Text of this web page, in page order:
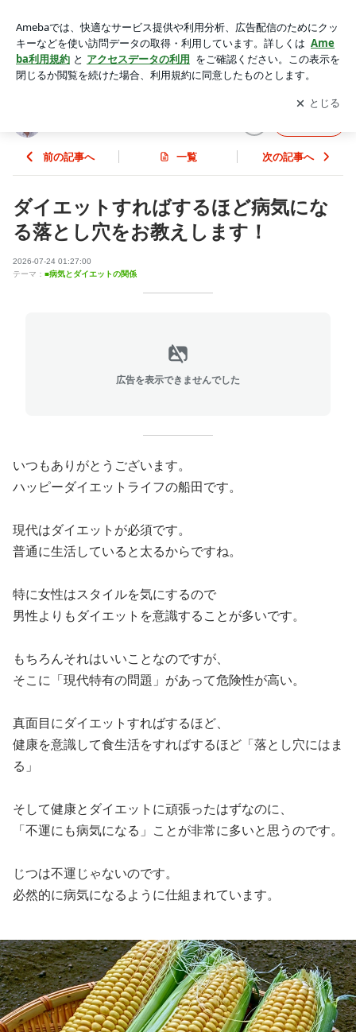
す！ | 心と体を健康にするダイエット法
アプリをダウンロードして ブログの更新通知
を受け取りまし
ょう。
開く
前の記事へ 一覧 次の記事へ
ダイエットすればするほど病気にな
る落とし穴をお教えします！
2026-07-24 01:27:00
テーマ： ■病気とダイエットの関係
広告を表示できませんでした
いつもありがとうございます。
ハッピーダイエットライフの船田です。
現代はダイエットが必須です。
普通に生活していると太るからですね。
特に女性はスタイルを気にするので
男性よりもダイエットを意識することが多いです。
もちろんそれはいいことなのですが、
そこに「現代特有の問題」があって危険性が高い。
真面目にダイエットすればするほど、
健康を意識して食生活をすればするほど「落とし穴にはま
る」
そして健康とダイエットに頑張ったはずなのに、
「不運にも病気になる」ことが非常に多いと思うのです。
じつは不運じゃないのです。
必然的に病気になるように仕組まれています。